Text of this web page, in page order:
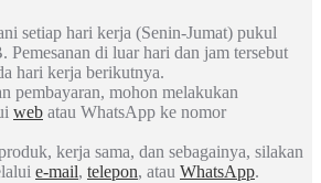
setiap hari kerja (Senin-Jumat) pukul
Pemesanan di luar hari dan jam tersebut
hari kerja berikutnya.
pembayaran, mohon melakukan
web atau WhatsApp ke nomor
kerja sama, dan sebagainya, silakan
e-mail, telepon, atau WhatsApp.